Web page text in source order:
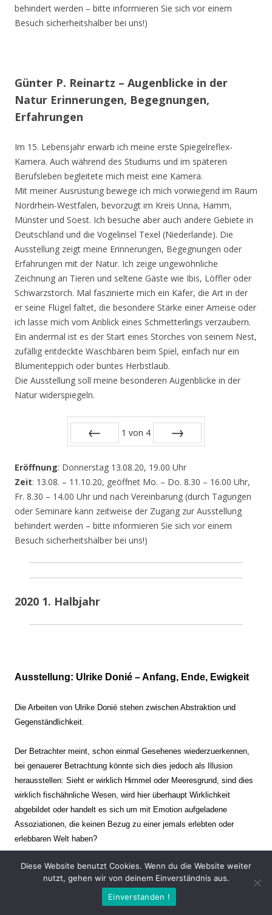
behindert werden – bitte informieren Sie sich vor einem
Besuch sicherheitshalber bei uns!)
Günter P. Reinartz – Augenblicke in der
Natur Erinnerungen, Begegnungen,
Erfahrungen
Im 15. Lebensjahr erwarb ich meine erste Spiegelreflex-
Kamera. Auch während des Studiums und im späteren
Berufsleben begleitete mich meist eine Kamera.
Mit meiner Ausrüstung bewege ich mich vorwiegend im Raum
Nordrhein-Westfalen, bevorzugt im Kreis Unna, Hamm,
Münster und Soest. Ich besuche aber auch andere Gebiete in
Deutschland und die Vogelinsel Texel (Niederlande). Die
Ausstellung zeigt meine Erinnerungen, Begegnungen oder
Erfahrungen mit der Natur. Ich zeige ungewöhnliche
Zeichnung an Tieren und seltene Gäste wie Ibis, Löffler oder
Schwarzstorch. Mal faszinierte mich ein Käfer, die Art in der
er seine Flügel faltet, die besondere Stärke einer Ameise oder
ich lasse mich vom Anblick eines Schmetterlings verzaubern.
Ein andermal ist es der Start eines Storches von seinem Nest,
zufällig entdeckte Waschbären beim Spiel, einfach nur ein
Blumenteppich oder buntes Herbstlaub.
Die Ausstellung soll meine besonderen Augenblicke in der
Natur widerspiegeln.
1 von 4
Eröffnung: Donnerstag 13.08.20, 19.00 Uhr
Zeit: 13.08. – 11.10.20, geöffnet Mo. – Do. 8.30 – 16.00 Uhr,
Fr. 8.30 – 14.00 Uhr und nach Vereinbarung (durch Tagungen
oder Seminare kann zeitweise der Zugang zur Ausstellung
behindert werden – bitte informieren Sie sich vor einem
Besuch sicherheitshalber bei uns!)
2020 1. Halbjahr
Ausstellung: Ulrike Donié – Anfang, Ende, Ewigkeit
Die Arbeiten von Ulrike Donié stehen zwischen Abstraktion und
Gegenständlichkeit.
Der Betrachter meint, schon einmal Gesehenes wiederzuerkennen,
bei genauerer Betrachtung könnte sich dies jedoch als Illusion
herausstellen: Sieht er wirklich Himmel oder Meeresgrund, sind dies
wirklich fischähnliche Wesen, wird hier überhaupt Wirklichkeit
abgebildet oder handelt es sich um mit Emotion aufgeladene
Assoziationen, die keinen Bezug zu einer jemals erlebten oder
erlebbaren Welt haben?
Verharren und Dynamik stehen sich dabei gegenüber. Zeit steht still
oder verrinnt im Nu. Es soll dabei eine Spannung, auch farblich, bis
zur Schmerzgrenze erzeugt werden. Die Arbeiten stellen ambivalente
Diese Website benutzt Cookies. Wenn du die Website weiter
nutzt, gehen wir von deinem Einverständnis aus.
Einverstanden !